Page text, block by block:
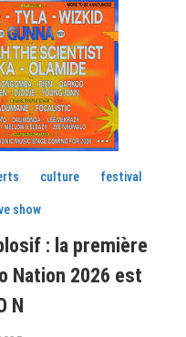
culture festival
show
: la première
Nation 2026 est
N